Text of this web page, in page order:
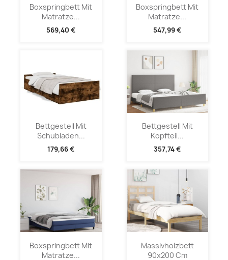
Boxspringbett Mit
Matratze...
569,40 €
Boxspringbett Mit
Matratze...
547,99 €
Bettgestell Mit
Schubladen...
179,66 €
Bettgestell Mit
Kopfteil...
357,74 €
Boxspringbett Mit
Matratze...
Massivholzbett
90x200 Cm